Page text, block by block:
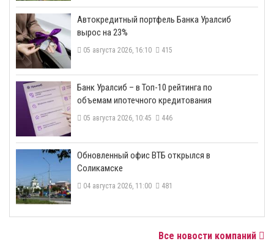
​Автокредитный портфель Банка Уралсиб
вырос на 23%
05 августа 2026, 16:10 415
​Банк Уралсиб – в Топ-10 рейтинга по
объемам ипотечного кредитования
05 августа 2026, 10:45 446
​Обновленный офис ВТБ открылся в
Соликамске
04 августа 2026, 11:00 481
Все новости компаний